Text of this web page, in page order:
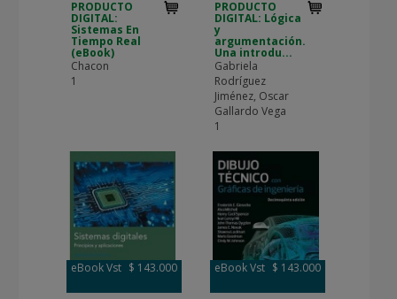
PRODUCTO
DIGITAL:
Sistemas En
Tiempo Real
(eBook)
Chacon
1
PRODUCTO
DIGITAL: Lógica
y
argumentación.
Una introdu...
Gabriela
Rodríguez
Jiménez, Oscar
Gallardo Vega
1
eBook Vst $ 143.000 eBook Vst $ 143.000